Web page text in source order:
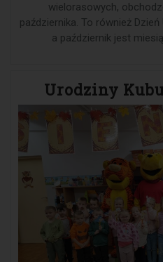
wielorasowych,
października. To również
a październik jest
Urodziny